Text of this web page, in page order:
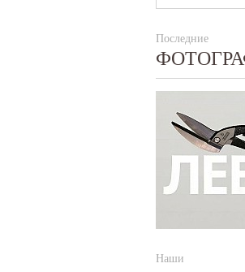
Последние
Наши